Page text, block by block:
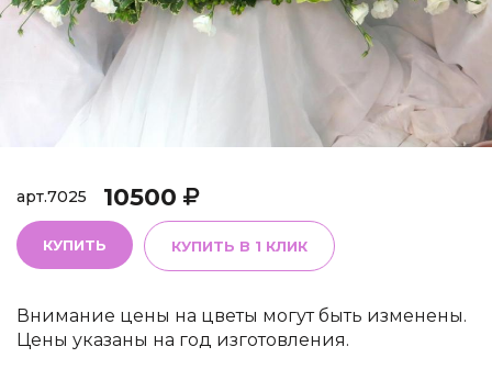
арт.7025 10500
КУПИТЬ КУПИТЬ В 1 КЛИК
Внимание цены на цветы могут быть изменены.
Цены указаны на год изготовления.